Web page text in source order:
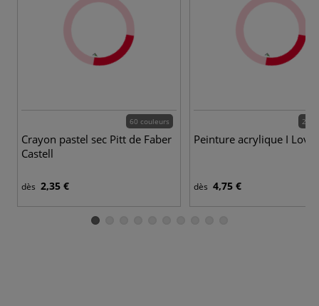
60 couleurs
Crayon pastel sec Pitt de Faber
Castell
dès 2,35 €
24
Peinture acrylique I Love
dès 4,75 €